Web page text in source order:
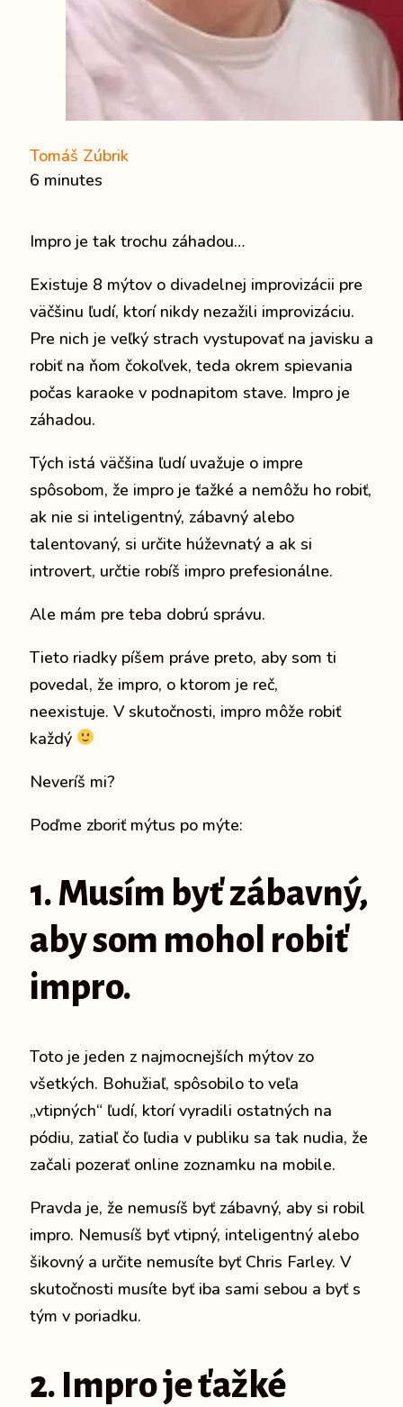
Tomáš Zúbrik
6 minutes
Impro je tak trochu záhadou…
Existuje 8 mýtov o divadelnej improvizácii pre
väčšinu ľudí, ktorí nikdy nezažili improvizáciu.
Pre nich je veľký strach vystupovať na javisku a
robiť na ňom čokoľvek, teda okrem spievania
počas karaoke v podnapitom stave. Impro je
záhadou.
Tých istá väčšina ľudí uvažuje o impre
spôsobom, že impro je ťažké a nemôžu ho robiť,
ak nie si inteligentný, zábavný alebo
talentovaný, si určite húževnatý a ak si
introvert, určtie robíš impro prefesionálne.
Ale mám pre teba dobrú správu.
Tieto riadky píšem práve preto, aby som ti
povedal, že impro, o ktorom je reč,
neexistuje. V skutočnosti, impro môže robiť
každý
Neveríš mi?
Poďme zboriť mýtus po mýte:
1. Musím byť zábavný,
aby som mohol robiť
impro.
Toto je jeden z najmocnejších mýtov zo
všetkých. Bohužiaľ, spôsobilo to veľa
„vtipných“ ľudí, ktorí vyradili ostatných na
pódiu, zatiaľ čo ľudia v publiku sa tak nudia, že
začali pozerať online zoznamku na mobile.
Pravda je, že nemusíš byť zábavný, aby si robil
impro. Nemusíš byť vtipný, inteligentný alebo
šikovný a určite nemusíte byť Chris Farley. V
skutočnosti musíte byť iba sami sebou a byť s
tým v poriadku.
2. Impro je ťažké